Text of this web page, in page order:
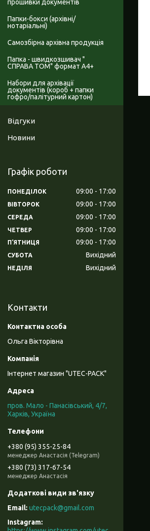
прошивки документів
Папки-бокси (архівні/
нотаріальні)
Самозбірна архівна продукція
Папка - швидкозшивач "
СПРАВА ТОМ" формат А4+
Набори для архівації
документів (короб + папки
гофро/палітурний картон)
Відгуки
Новини
Графік роботи
ПОНЕДІЛОК 09:00 17:00
ВІВТОРОК 09:00 17:00
СЕРЕДА 09:00 17:00
ЧЕТВЕР 09:00 17:00
ПʼЯТНИЦЯ 09:00 17:00
СУБОТА Вихідний
НЕДІЛЯ Вихідний
Контакти
Ольга Вікторівна
Інтернет магазин "UTEC-PACK"
пров. Мало - Панасівський, 4/7,
Харків, Україна
+380 (95) 355-25-84
менеджер Анастасія (Telegram)
+380 (73) 317-67-54
менеджер Анастасія
utecpack@gmail.com
Instagram